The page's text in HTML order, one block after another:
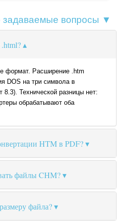
вопросы ▼
формат. Расширение .htm
DOS на три символа в
Технической разницы нет:
обрабатывают оба
HTM в PDF?
файлы CHM?
файла?